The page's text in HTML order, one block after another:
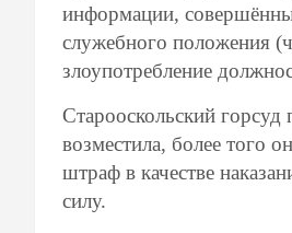
информации,
служебного положения
злоупотребление
Старооскольский
возместила, более того
штраф в качестве
силу.